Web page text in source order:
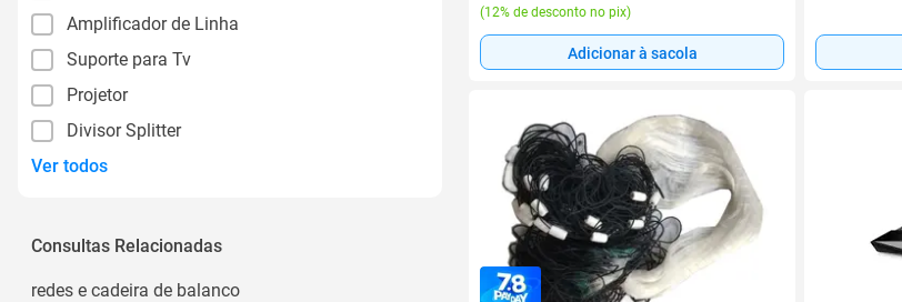
Amplificador de Linha
Suporte para Tv
Projetor
Divisor Splitter
Ver todos
Consultas Relacionadas
redes e cadeira de balanco
(12% de desconto no pix)
Adicionar à sacola